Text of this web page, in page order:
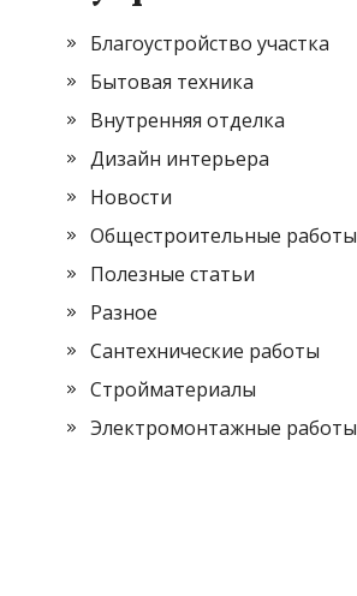
Благоустройство участка
Бытовая техника
Внутренняя отделка
Дизайн интерьера
Новости
Общестроительные работы
Полезные статьи
Разное
Сантехнические работы
Стройматериалы
Электромонтажные работы